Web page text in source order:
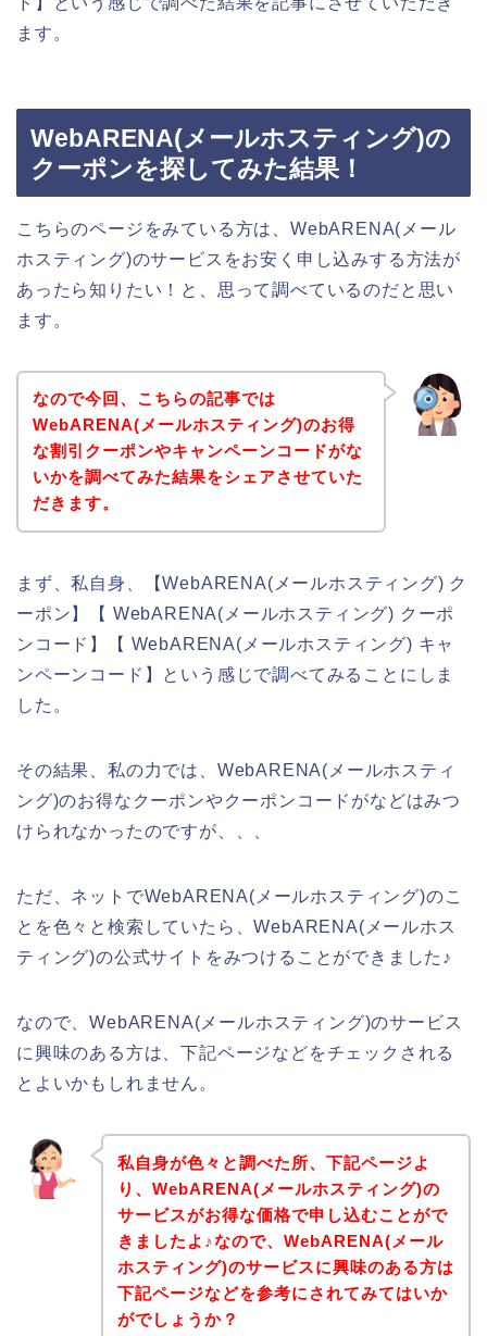
ます。
WebARENA(メールホスティング)の
クーポンを探してみた結果！
こちらのページをみている方は、WebARENA(メール
ホスティング)のサービスをお安く申し込みする方法が
あったら知りたい！と、思って調べているのだと思い
ます。
なので今回、こちらの記事では
WebARENA(メールホスティング)のお得
な割引クーポンやキャンペーンコードがな
いかを調べてみた結果をシェアさせていた
だきます。
まず、私自身、【WebARENA(メールホスティング) ク
ーポン】【 WebARENA(メールホスティング) クーポ
ンコード】【 WebARENA(メールホスティング) キャ
ンペーンコード】という感じで調べてみることにしま
した。
その結果、私の力では、WebARENA(メールホスティ
ング)のお得なクーポンやクーポンコードがなどはみつ
けられなかったのですが、、、
ただ、ネットでWebARENA(メールホスティング)のこ
とを色々と検索していたら、WebARENA(メールホス
ティング)の公式サイトをみつけることができました♪
なので、WebARENA(メールホスティング)のサービス
に興味のある方は、下記ページなどをチェックされる
とよいかもしれません。
私自身が色々と調べた所、下記ページよ
り、WebARENA(メールホスティング)の
サービスがお得な価格で申し込むことがで
きましたよ♪なので、WebARENA(メール
ホスティング)のサービスに興味のある方は
下記ページなどを参考にされてみてはいか
がでしょうか？